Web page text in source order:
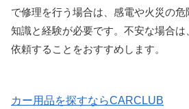
で修理を行う場合は、感電や火災の
知識と経験が必要です。不安な場合は
依頼することをおすすめします。
カー用品を探すならCARCLUB